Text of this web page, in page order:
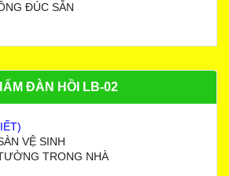
ĐÚC SẴN
ĐÀN HỒI LB-02
VỆ SINH
TRONG NHÀ